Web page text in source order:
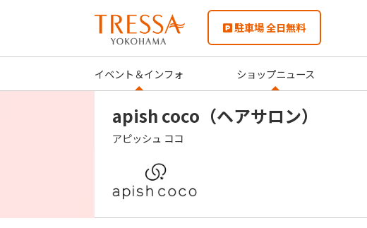
駐車場 全日無料
イベント＆インフォ ショップニュース
apish coco（ヘアサロン）
アピッシュ ココ